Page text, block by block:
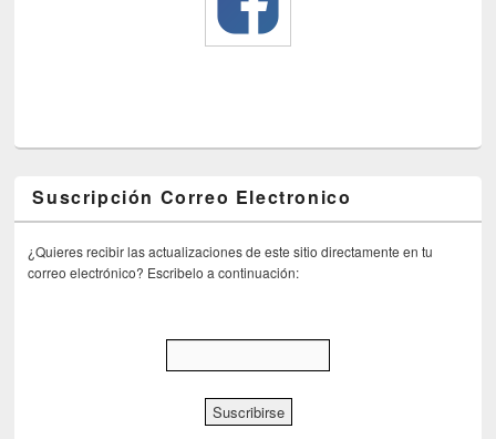
Suscripción Correo Electronico
¿Quieres recibir las actualizaciones de este sitio directamente en tu
correo electrónico? Escribelo a continuación: